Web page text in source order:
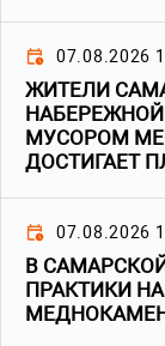
07.08.2026
ЖИТЕЛИ
МУСОРОМ
ДОСТИГАЕТ
07.08.2026
В
ПРАКТИКИ